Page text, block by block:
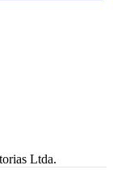
Ltda.